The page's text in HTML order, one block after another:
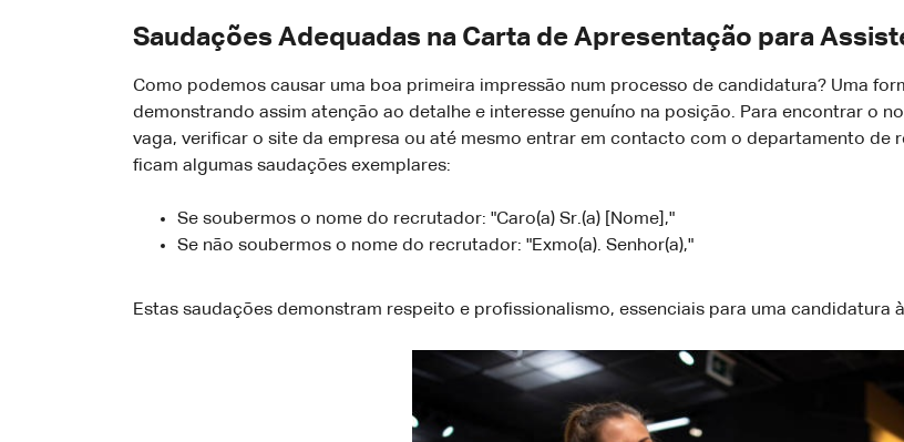
Saudações Adequadas na Carta de Apresentação para
Como podemos causar uma boa primeira impressão num processo de candidatura? Uma
demonstrando assim atenção ao detalhe e interesse genuíno na posição. Para encontrar o
vaga, verificar o site da empresa ou até mesmo entrar em contacto com o departamento de
ficam algumas saudações exemplares:
Se soubermos o nome do recrutador: "Caro(a) Sr.(a) [Nome],"
Se não soubermos o nome do recrutador: "Exmo(a). Senhor(a),"
Estas saudações demonstram respeito e profissionalismo, essenciais para uma candidatura